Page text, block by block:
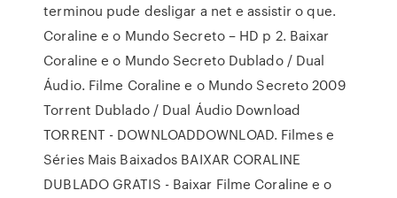
terminou pude desligar a net e assistir o que.
Coraline e o Mundo Secreto – HD p 2. Baixar
Coraline e o Mundo Secreto Dublado / Dual
Áudio. Filme Coraline e o Mundo Secreto 2009
Torrent Dublado / Dual Áudio Download
TORRENT - DOWNLOADDOWNLOAD. Filmes e
Séries Mais Baixados BAIXAR CORALINE
DUBLADO GRATIS - Baixar Filme Coraline e o